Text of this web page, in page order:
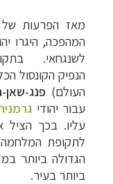
מאז הפרעות של
המהפכה, היגרו
לשנגחאי.
הנפיק הקונסול
העולם) פנג-שאן-
עבור יהודי
עליו. בכך הציל
לתקופת המלחמה.
הגדולה ביותר
ביותר בעיר.